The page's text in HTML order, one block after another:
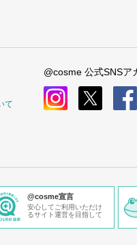
て
@cosme 公式SNSア
@cosme宣言
安心してご利用いただけ
るサイト運営を目指して